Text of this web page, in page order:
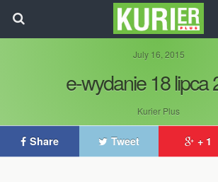
July 16, 2015
e-wydanie 18 lipca
Kurier Plus
Share Tweet + 1